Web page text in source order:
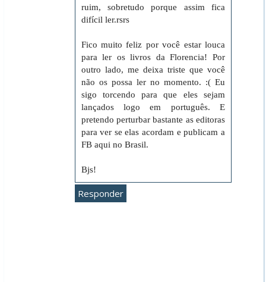
ruim, sobretudo porque assim fica
difícil ler.rsrs
Fico muito feliz por você estar louca
para ler os livros da Florencia! Por
outro lado, me deixa triste que você
não os possa ler no momento. :( Eu
sigo torcendo para que eles sejam
lançados logo em português. E
pretendo perturbar bastante as editoras
para ver se elas acordam e publicam a
FB aqui no Brasil.
Bjs!
Responder